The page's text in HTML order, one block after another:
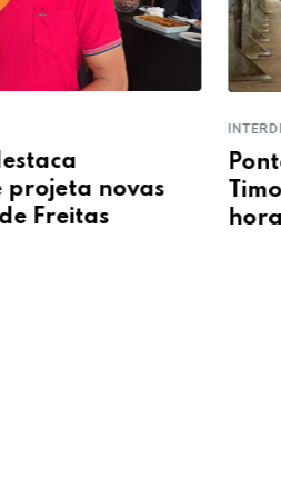
Teresina e
por oito
feira (6)